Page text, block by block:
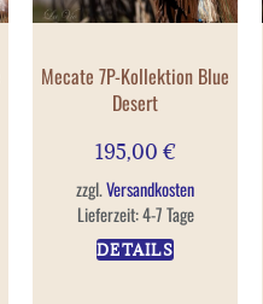
Mecate 7P-Kollektion Blue
Desert
195,00 €
zzgl.Versandkosten
Lieferzeit:4-7 Tage
DETAILS